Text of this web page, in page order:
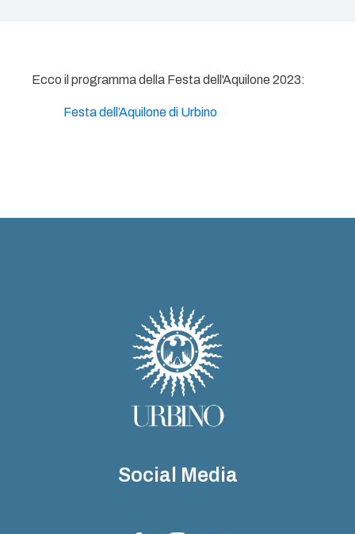
Ecco il programma della Festa dell'Aquilone 2023:
Festa dell’Aquilone di Urbino
Social Media